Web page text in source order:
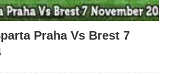
Praha Vs Brest 7